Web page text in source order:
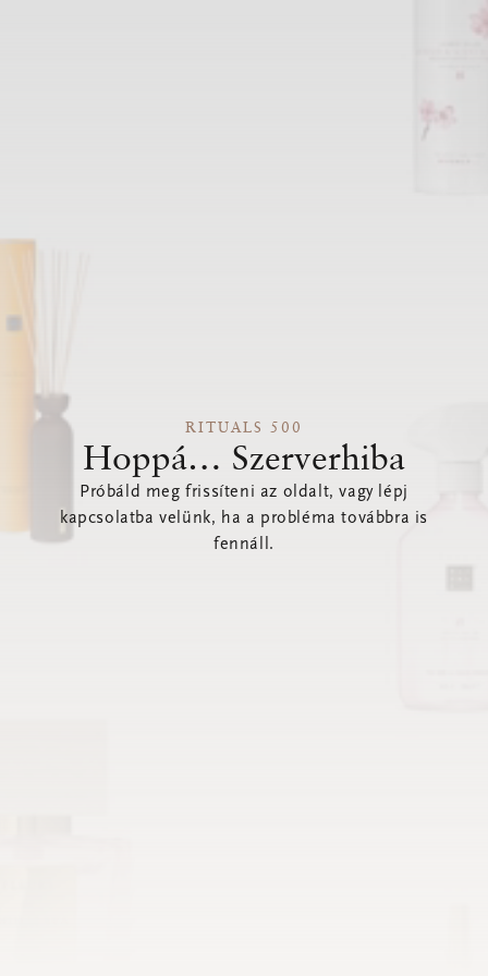
RITUALS 500
Hoppá… Szerverhiba
Próbáld meg frissíteni az oldalt, vagy lépj
kapcsolatba velünk, ha a probléma továbbra is
fennáll.